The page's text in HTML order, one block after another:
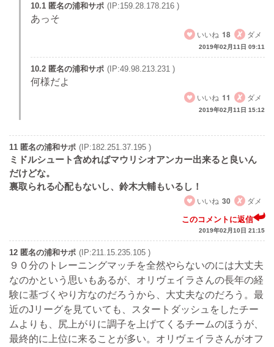
10.1 匿名の浦和サポ (IP:159.28.178.216 )
あっそ
いいね 18 ダメ
2019年02月11日 09:11
10.2 匿名の浦和サポ (IP:49.98.213.231 )
何様だよ
いいね 11 ダメ
2019年02月11日 15:12
11 匿名の浦和サポ (IP:182.251.37.195 )
ミドルシュート含めればマウリシオアンカー出来ると良いん
だけどな。
裏取られる心配もないし、鈴木大輔もいるし！
いいね 30 ダメ
このコメントに返信
2019年02月10日 21:15
12 匿名の浦和サポ (IP:211.15.235.105 )
９０分のトレーニングマッチを全然やらないのには大丈夫
なのかという思いもあるが、オリヴェイラさんの長年の経
験に基づくやり方なのだろうから、大丈夫なのだろう。最
近のJリーグを見ていても、スタートダッシュをしたチー
ムよりも、尻上がりに調子を上げてくるチームのほうが、
最終的に上位に来ることが多い。オリヴェイラさんがオフ